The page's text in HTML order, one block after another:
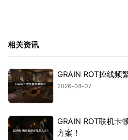
相关资讯
GRAIN ROT掉线频
2026-08-07
GRAIN ROT联机卡
方案！